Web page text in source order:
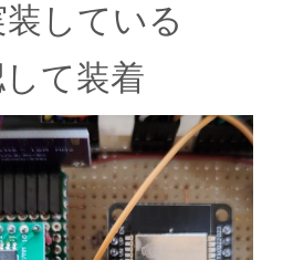
している
て装着